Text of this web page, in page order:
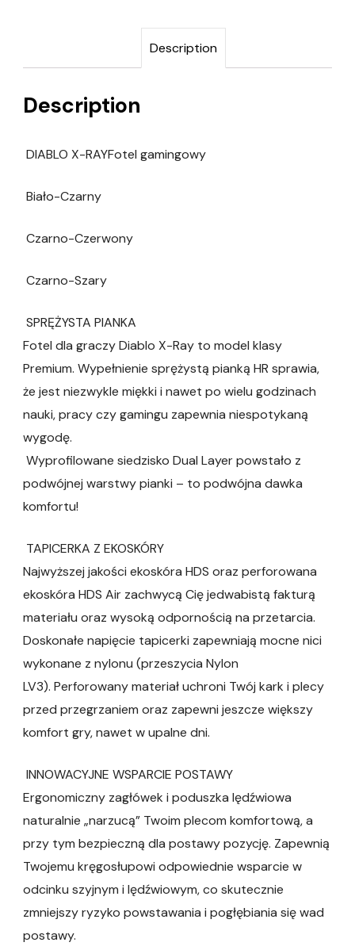
Description
Description
DIABLO X-RAYFotel gamingowy
Biało-Czarny
Czarno-Czerwony
Czarno-Szary
SPRĘŻYSTA PIANKA
Fotel dla graczy Diablo X-Ray to model klasy
Premium. Wypełnienie sprężystą pianką HR sprawia,
że jest niezwykle miękki i nawet po wielu godzinach
nauki, pracy czy gamingu zapewnia niespotykaną
wygodę.
Wyprofilowane siedzisko Dual Layer powstało z
podwójnej warstwy pianki – to podwójna dawka
komfortu!
TAPICERKA Z EKOSKÓRY
Najwyższej jakości ekoskóra HDS oraz perforowana
ekoskóra HDS Air zachwycą Cię jedwabistą fakturą
materiału oraz wysoką odpornością na przetarcia.
Doskonałe napięcie tapicerki zapewniają mocne nici
wykonane z nylonu (przeszycia Nylon
LV3). Perforowany materiał uchroni Twój kark i plecy
przed przegrzaniem oraz zapewni jeszcze większy
komfort gry, nawet w upalne dni.
INNOWACYJNE WSPARCIE POSTAWY
Ergonomiczny zagłówek i poduszka lędźwiowa
naturalnie „narzucą” Twoim plecom komfortową, a
przy tym bezpieczną dla postawy pozycję. Zapewnią
Twojemu kręgosłupowi odpowiednie wsparcie w
odcinku szyjnym i lędźwiowym, co skutecznie
zmniejszy ryzyko powstawania i pogłębiania się wad
postawy.